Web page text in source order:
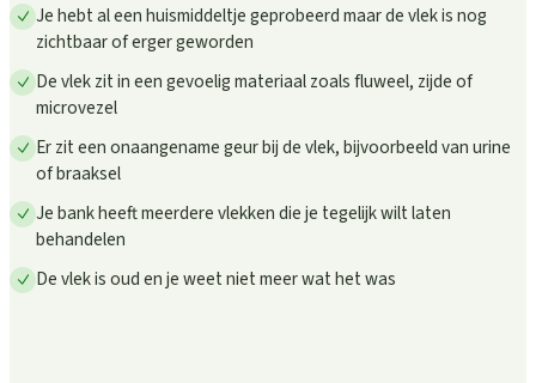
Je hebt al een huismiddeltje geprobeerd maar de vlek is nog
zichtbaar of erger geworden
De vlek zit in een gevoelig materiaal zoals fluweel, zijde of
microvezel
Er zit een onaangename geur bij de vlek, bijvoorbeeld van urine
of braaksel
Je bank heeft meerdere vlekken die je tegelijk wilt laten
behandelen
De vlek is oud en je weet niet meer wat het was